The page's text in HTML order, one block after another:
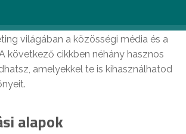
világában a közösségi média és a
következő cikkben néhány hasznos
amelyekkel te is kihasználhatod
alapok